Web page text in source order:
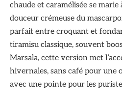
chaude et caramélisée se
douceur crémeuse du
parfait entre croquant et
tiramisu classique, souvent
Marsala, cette version met
hivernales, sans café pour une
avec une pointe pour les